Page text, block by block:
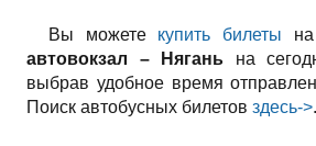
Вы можете купить билеты на
автовокзал – Нягань на
выбрав удобное время
Поиск автобусных билетов здесь->.